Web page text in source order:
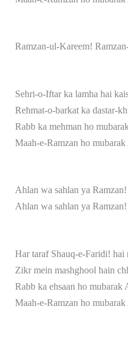
Ramzan-ul-Kareem!
Sehri-o-Iftar ka lamha hai
Rehmat-o-barkat ka dastar-
Rabb ka mehman ho
Maah-e-Ramzan ho
Ahlan wa sahlan ya Ramzan!
Ahlan wa sahlan ya Ramzan!
Har taraf Shauq-e-Faridi! hai
Zikr mein mashghool hain
Rabb ka ehsaan ho mubarak
Maah-e-Ramzan ho